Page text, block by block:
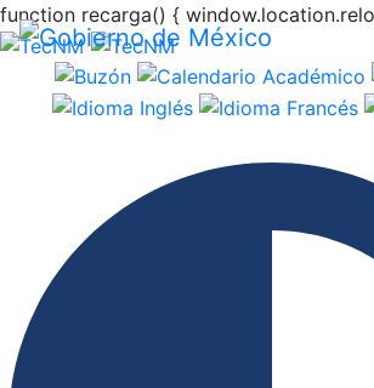
function recarga() {